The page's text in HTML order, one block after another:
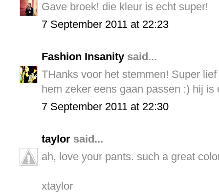
Gave broek! die kleur is echt super!
7 September 2011 at 22:23
Fashion Insanity said...
THanks voor het stemmen! Super
hem zeker eens gaan passen :) hij is
7 September 2011 at 22:30
taylor said...
ah, love your pants. such a great
xtaylor